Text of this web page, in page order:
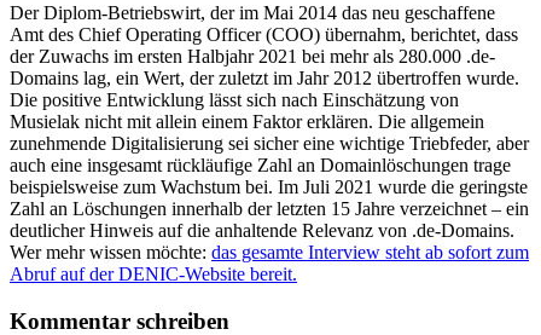
Der Diplom-Betriebswirt, der im Mai 2014 das neu geschaffene
Amt des Chief Operating Officer (COO) übernahm, berichtet, dass
der Zuwachs im ersten Halbjahr 2021 bei mehr als 280.000 .de-
Domains lag, ein Wert, der zuletzt im Jahr 2012 übertroffen wurde.
Die positive Entwicklung lässt sich nach Einschätzung von
Musielak nicht mit allein einem Faktor erklären. Die allgemein
zunehmende Digitalisierung sei sicher eine wichtige Triebfeder, aber
auch eine insgesamt rückläufige Zahl an Domainlöschungen trage
beispielsweise zum Wachstum bei. Im Juli 2021 wurde die geringste
Zahl an Löschungen innerhalb der letzten 15 Jahre verzeichnet – ein
deutlicher Hinweis auf die anhaltende Relevanz von .de-Domains.
Wer mehr wissen möchte: das gesamte Interview steht ab sofort zum
Abruf auf der DENIC-Website bereit.
Kommentar schreiben